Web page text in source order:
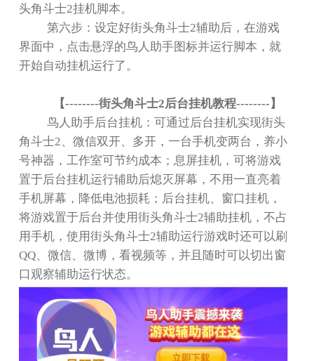
头角斗士2挂机脚本。
第六步：设定好街头角斗士2辅助后，在游戏
界面中，点击悬浮的鸟人助手图标并运行脚本，就
开始自动挂机运行了。
【--------街头角斗士2后台挂机教程--------】
鸟人助手后台挂机：可通过后台挂机实现街头
角斗士2 、微信双开、多开，一台手机变两台，养小
号神器，工作室可节约成本；息屏挂机，可将游戏
置于后台挂机运行辅助后熄灭屏幕，不用一直亮着
手机屏幕，降低电池损耗；后台挂机、窗口挂机，
将游戏置于后台并使用街头角斗士2辅助挂机，不占
用手机，使用街头角斗士2辅助运行游戏时还可以刷
QQ 、微信、微博，看视频等，并且随时可以切出窗
口观察辅助运行状态。